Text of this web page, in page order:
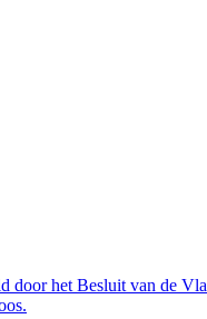
het Besluit van de